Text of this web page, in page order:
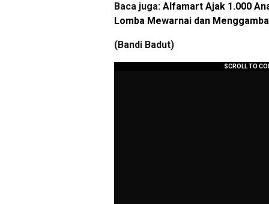
Baca juga: Alfamart Ajak 1.000
Lomba Mewarnai dan
(Bandi Badut)